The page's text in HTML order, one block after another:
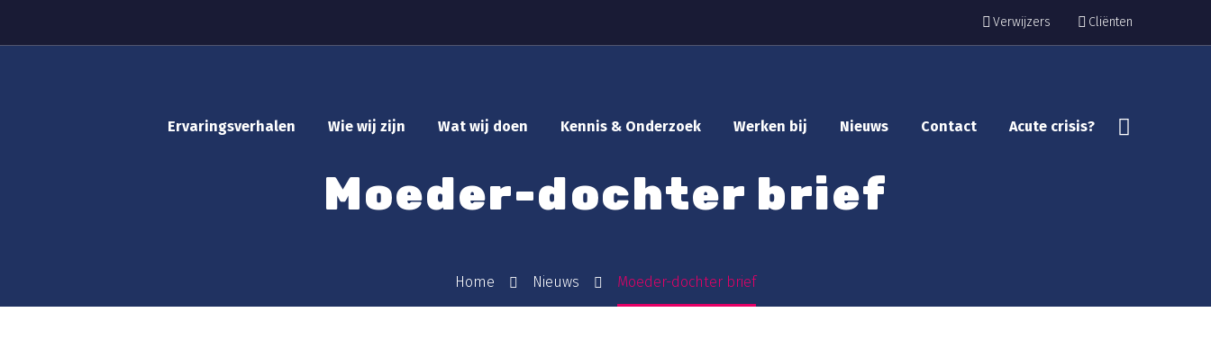
Verwijzers Cliënten
Ervaringsverhalen Wie wij zijn Wat wij doen Kennis & Onderzoek Werken bij Nieuws Contact Acute crisis?
Moeder-dochter brief
Home Nieuws Moeder-dochter brief